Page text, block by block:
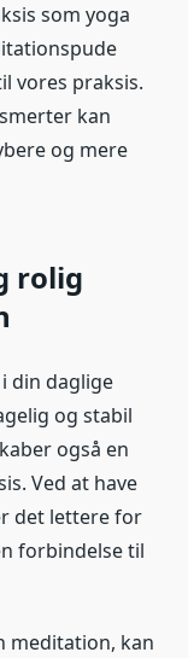
som yoga
vores praksis.
kan
og mere
rolig
din daglige
og stabil
også en
Ved at have
det lettere for
forbindelse til
meditation, kan